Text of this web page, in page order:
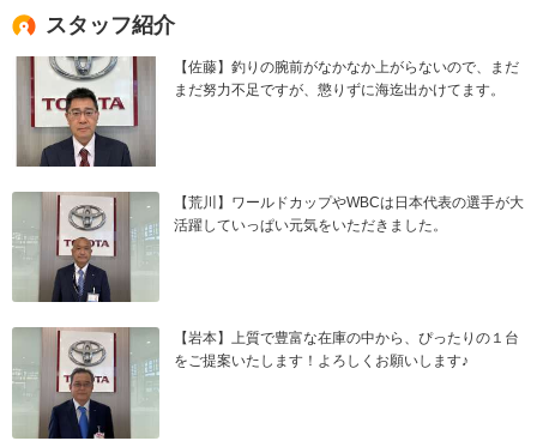
スタッフ紹介
【佐藤】釣りの腕前がなかなか上がらないので、まだ
まだ努力不足ですが、懲りずに海迄出かけてます。
【荒川】ワールドカップやWBCは日本代表の選手が大
活躍していっぱい元気をいただきました。
【岩本】上質で豊富な在庫の中から、ぴったりの１台
をご提案いたします！よろしくお願いします♪